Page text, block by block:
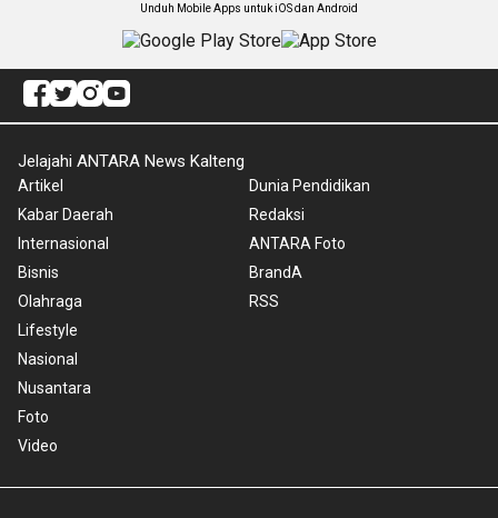
Unduh Mobile Apps untuk iOS dan Android
Jelajahi ANTARA News Kalteng
Artikel
Kabar Daerah
Internasional
Bisnis
Olahraga
Lifestyle
Nasional
Nusantara
Foto
Video
Dunia Pendidikan
Redaksi
ANTARA Foto
BrandA
RSS